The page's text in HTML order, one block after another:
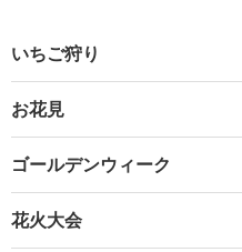
いちご狩り
お花見
ゴールデンウィーク
花火大会